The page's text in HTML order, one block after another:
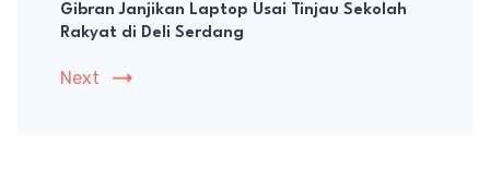
Gibran Janjikan Laptop Usai Tinjau Sekolah
Rakyat di Deli Serdang
Next